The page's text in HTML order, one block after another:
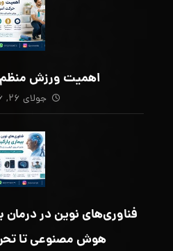
اهمیت ورزش منظم
جولای ۲۶, ۲۰۲۶
فناوری‌های نوین در درمان
هوش مصنوعی تا